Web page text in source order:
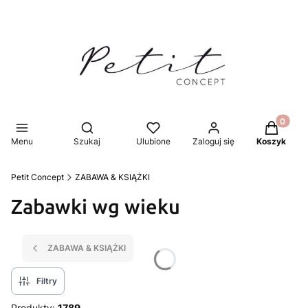
Menu
Otwórz wyszukiwarkę
Szukaj Ulubione Zaloguj się Koszyk
Petit Concept ZABAWA & KSIĄŻKI
Zabawki wg wieku
ZABAWA & KSIĄŻKI
Filtry